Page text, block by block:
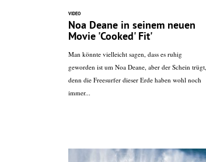
VIDEO
Noa Deane in seinem neuen
Movie 'Cooked' Fit'
Man könnte vielleicht sagen, dass es ruhig
geworden ist um Noa Deane, aber der Schein trügt,
denn die Freesurfer dieser Erde haben wohl noch
immer...